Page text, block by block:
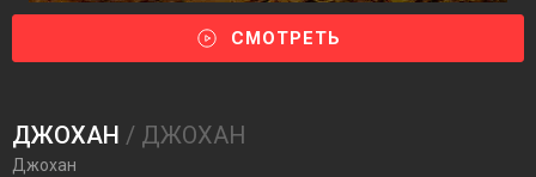
СМОТРЕТЬ
ДЖОХАН / ДЖОХАН
Джохан